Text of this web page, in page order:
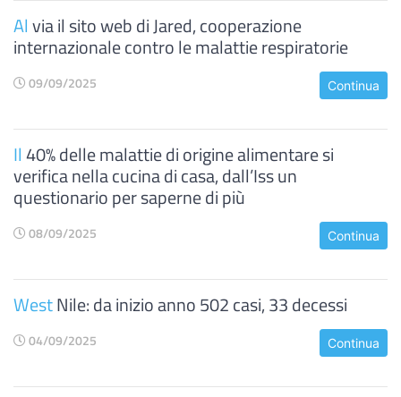
Alvia il sito web di Jared, cooperazione
internazionale contro le malattie respiratorie
09/09/2025 Continua
Il40% delle malattie di origine alimentare si
verifica nella cucina di casa, dall’Iss un
questionario per saperne di più
08/09/2025 Continua
WestNile: da inizio anno 502 casi, 33 decessi
04/09/2025 Continua